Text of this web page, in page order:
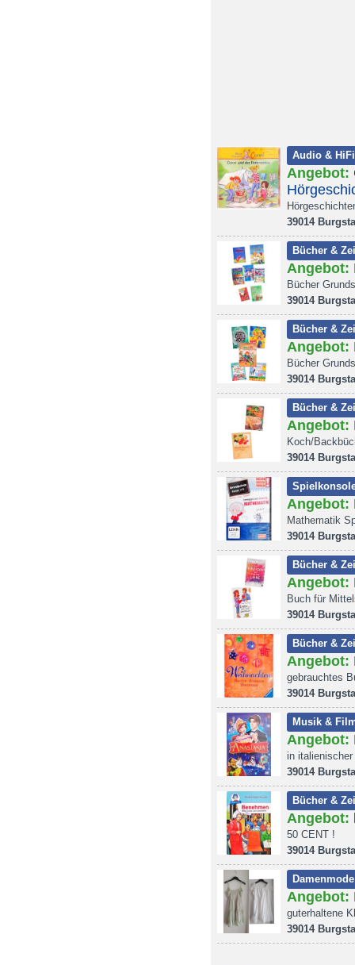
Audio & HiFi
Angebot:
39014
Bücher &
Angebot:
Bücher
39014
Bücher &
Angebot:
Bücher
39014
Bücher &
Angebot:
Koch/
39014
Angebot:
Mathematik
39014
Bücher &
Angebot:
Buch für
39014
Bücher &
Angebot:
gebrauchtes
39014
Musik &
Angebot:
in
39014
Bücher &
Angebot:
50 CENT !
39014
Damenmode
Angebot:
guterhaltene
39014